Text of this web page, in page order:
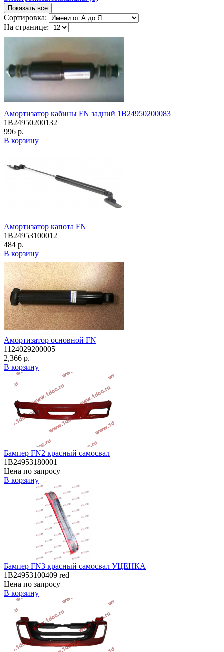
Показать все
Сортировка:
На странице:
Амортизатор кабины FN задний 1B24950200083
1B24950200132
996 р.
В корзину
Амортизатор капота FN
1B24953100012
484 р.
В корзину
Амортизатор основной FN
1124029200005
2,366 р.
В корзину
Бампер FN2 красный самосвал
1B24953180001
Цена по запросу
В корзину
Бампер FN3 красный самосвал УЦЕНКА
1B24953100409 red
Цена по запросу
В корзину